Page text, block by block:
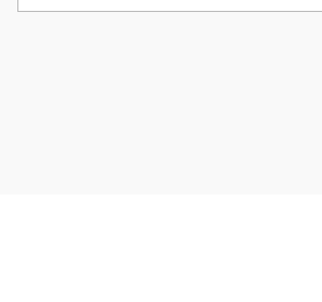
Görüş ve önerileriniz için teşekkür ederiz.